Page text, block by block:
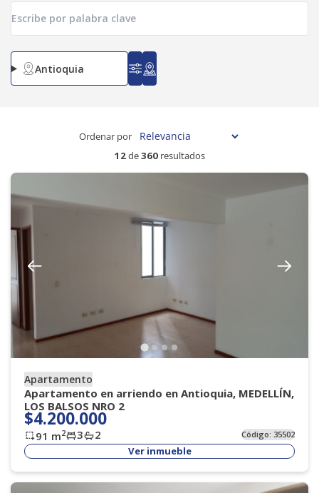
Antioquia
12de360resultados
Ordenar por
Apartamento
Apartamento en arriendo en Antioquia, MEDELLÍN,
LOS BALSOS NRO 2
$4.200.000
91 m2 3 2 Código: 35502
Ver inmueble